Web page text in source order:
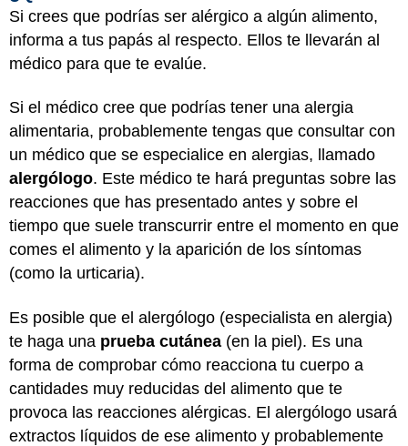
Si crees que podrías ser alérgico a algún alimento,
informa a tus papás al respecto. Ellos te llevarán al
médico para que te evalúe.
Si el médico cree que podrías tener una alergia
alimentaria, probablemente tengas que consultar con
un médico que se especialice en alergias, llamado
alergólogo. Este médico te hará preguntas sobre las
reacciones que has presentado antes y sobre el
tiempo que suele transcurrir entre el momento en que
comes el alimento y la aparición de los síntomas
(como la urticaria).
Es posible que el alergólogo (especialista en alergia)
te haga una prueba cutánea (en la piel). Es una
forma de comprobar cómo reacciona tu cuerpo a
cantidades muy reducidas del alimento que te
provoca las reacciones alérgicas. El alergólogo usará
extractos líquidos de ese alimento y probablemente